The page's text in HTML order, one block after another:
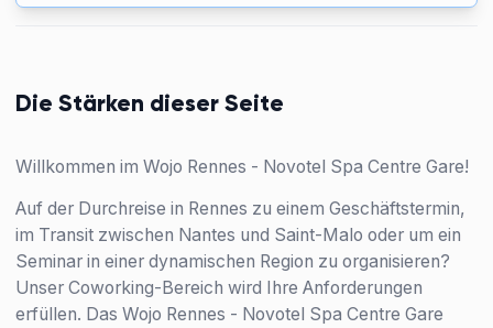
Die Stärken dieser Seite
Willkommen im Wojo Rennes - Novotel Spa Centre Gare!
Auf der Durchreise in Rennes zu einem Geschäftstermin,
im Transit zwischen Nantes und Saint-Malo oder um ein
Seminar in einer dynamischen Region zu organisieren?
Unser Coworking-Bereich wird Ihre Anforderungen
erfüllen. Das Wojo Rennes - Novotel Spa Centre Gare